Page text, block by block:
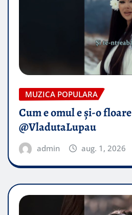
MUZICA POPULARA
Cum e omul e și-o floare
@VladutaLupau
admin aug. 1, 2026